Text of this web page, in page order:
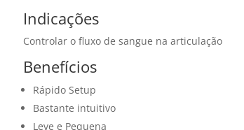
Indicações
Controlar o fluxo de sangue na articulação
Benefícios
Rápido Setup
Bastante intuitivo
Leve e Pequena